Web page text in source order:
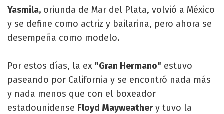
Yasmila, oriunda de Mar del Plata, volvió a México
y se define como actriz y bailarina, pero ahora se
desempeña como modelo.
Por estos días, la ex "Gran Hermano" estuvo
paseando por California y se encontró nada más
y nada menos que con el boxeador
estadounidense Floyd Mayweathery tuvo la